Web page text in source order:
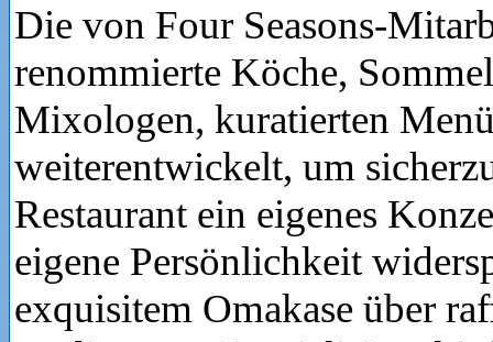
Die von Four Seasons-
renommierte Köche,
Mixologen, kuratierten
weiterentwickelt, um
Restaurant ein eigenes
eigene Persönlichkeit
exquisitem Omakase über